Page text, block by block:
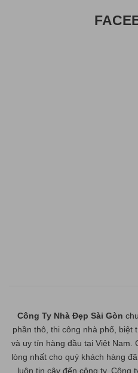
Công Ty Nhà Đẹp Sài Gòn
phần thô, thi công nhà phố,
và uy tín hàng đầu tại Việt Nam.
lòng nhất cho quý khách hàng
luôn tin cậy đến công ty. Công